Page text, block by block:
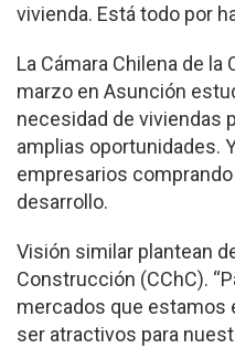
vivienda. Está todo por
La Cámara Chilena de
marzo en Asunción
necesidad de viviendas
amplias oportunidades.
empresarios
desarrollo.
Visión similar plantean
Construcción (CChC).
mercados que estamos
ser atractivos para